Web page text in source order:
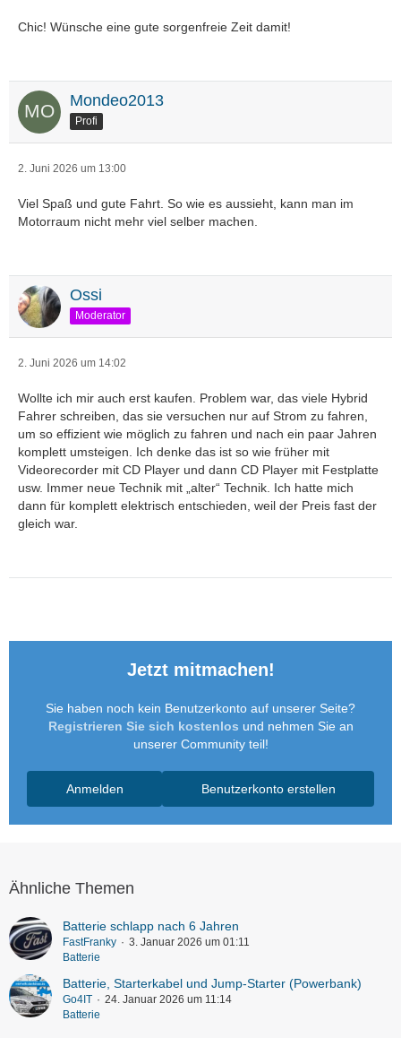
Chic! Wünsche eine gute sorgenfreie Zeit damit!
Mondeo2013
Profi
2. Juni 2026 um 13:00
Viel Spaß und gute Fahrt. So wie es aussieht, kann man im
Motorraum nicht mehr viel selber machen.
Ossi
Moderator
2. Juni 2026 um 14:02
Wollte ich mir auch erst kaufen. Problem war, das viele Hybrid
Fahrer schreiben, das sie versuchen nur auf Strom zu fahren,
um so effizient wie möglich zu fahren und nach ein paar Jahren
komplett umsteigen. Ich denke das ist so wie früher mit
Videorecorder mit CD Player und dann CD Player mit Festplatte
usw. Immer neue Technik mit „alter“ Technik. Ich hatte mich
dann für komplett elektrisch entschieden, weil der Preis fast der
gleich war.
Jetzt mitmachen!
Sie haben noch kein Benutzerkonto auf unserer Seite?
Registrieren Sie sich kostenlos und nehmen Sie an
unserer Community teil!
Benutzerkonto erstellen
Anmelden
Ähnliche Themen
Batterie schlapp nach 6 Jahren
FastFranky
3. Januar 2026 um 01:11
Batterie
Batterie, Starterkabel und Jump-Starter (Powerbank)
Go4IT
24. Januar 2026 um 11:14
Batterie